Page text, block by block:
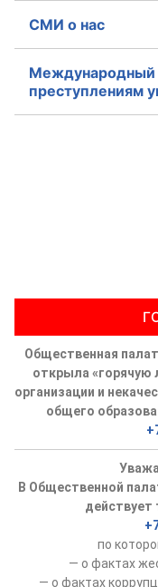
СМИ о нас
Международный
преступлениям
Общественная
открыла
организации и
общего
В Общественной
действует
по
— о фактах
— о фактах